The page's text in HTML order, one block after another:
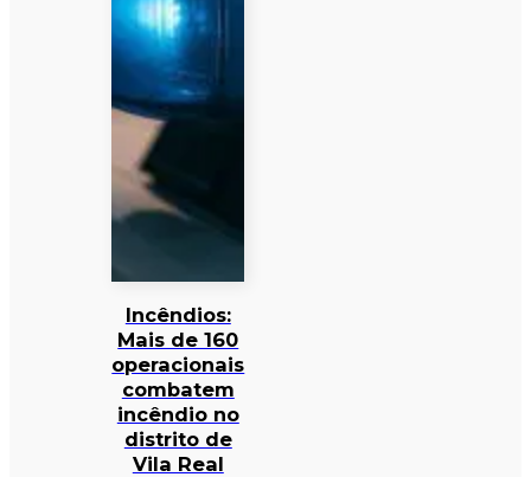
Incêndios:
Mais de 160
operacionais
combatem
incêndio no
distrito de
Vila Real